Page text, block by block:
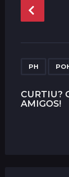
o
i
n
PH
CURTIU?
AMIGOS!